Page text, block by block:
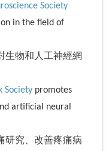
Society
in the field of
生物和人工神經網
Society promotes
artificial neural
研究、改善疼痛病